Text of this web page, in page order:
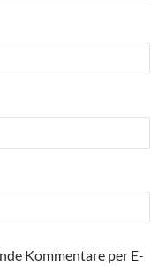
Kommentare per E-